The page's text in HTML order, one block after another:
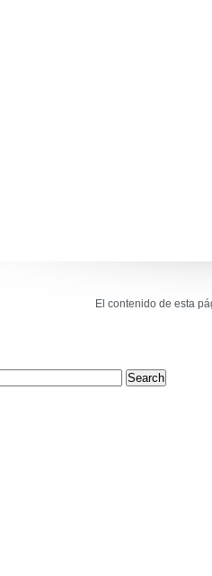
El contenido de esta